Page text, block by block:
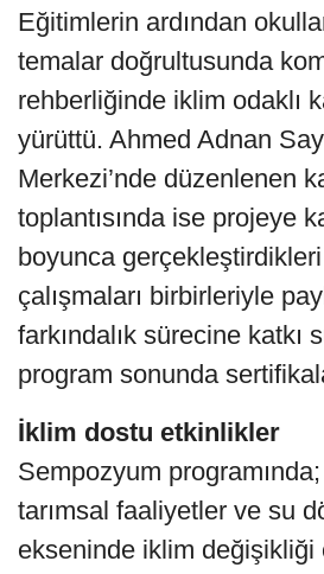
Eğitimlerin ardından
temalar doğrultusunda
rehberliğinde iklim odaklı
yürüttü. Ahmed Adnan
Merkezi’nde düzenlenen
toplantısında ise projeye
boyunca
çalışmaları birbirleriyle
farkındalık sürecine katkı
program sonunda
İklim dostu etkinlikler
Sempozyum
tarımsal faaliyetler ve su
ekseninde iklim değişikliği